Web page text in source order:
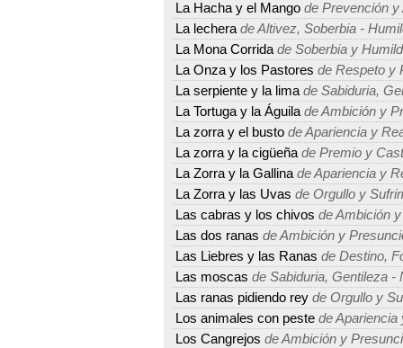
La Hacha y el Mango de Prevención y
La lechera de Altivez, Soberbia -
La Mona Corrida de Soberbia y
La Onza y los Pastores de Respeto y
La serpiente y la lima de Sabiduria,
La Tortuga y la Águila de Ambición y
La zorra y el busto de Apariencia y
La zorra y la cigüeña de Premio y
La Zorra y la Gallina de Apariencia y
La Zorra y las Uvas de Orgullo y
Las cabras y los chivos de Ambición
Las dos ranas de Ambición y
Las Liebres y las Ranas de Destino,
Las moscas de Sabiduria, Gentileza -
Las ranas pidiendo rey de Orgullo y
Los animales con peste de Apariencia
Los Cangrejos de Ambición y